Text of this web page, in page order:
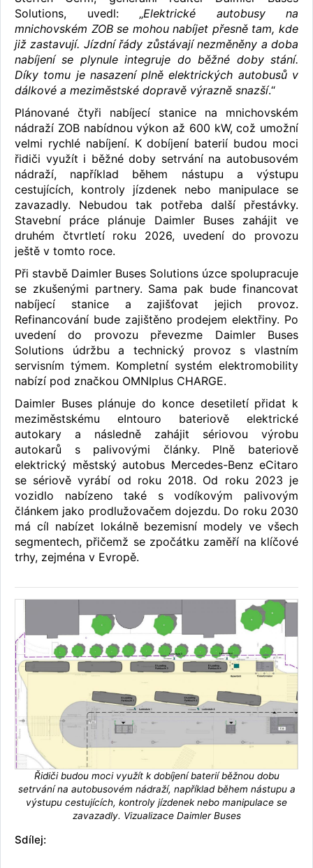
Solutions, uvedl: „Elektrické autobusy na
mnichovském ZOB se mohou nabíjet přesně tam, kde
již zastavují. Jízdní řády zůstávají nezměněny a doba
nabíjení se plynule integruje do běžné doby stání.
Díky tomu je nasazení plně elektrických autobusů v
dálkové a meziměstské dopravě výrazně snazší.“
Plánované čtyři nabíjecí stanice na mnichovském
nádraží ZOB nabídnou výkon až 600 kW, což umožní
velmi rychlé nabíjení. K dobíjení baterií budou moci
řidiči využít i běžné doby setrvání na autobusovém
nádraží, například během nástupu a výstupu
cestujících, kontroly jízdenek nebo manipulace se
zavazadly. Nebudou tak potřeba další přestávky.
Stavební práce plánuje Daimler Buses zahájit ve
druhém čtvrtletí roku 2026, uvedení do provozu
ještě v tomto roce.
Při stavbě Daimler Buses Solutions úzce spolupracuje
se zkušenými partnery. Sama pak bude financovat
nabíjecí stanice a zajišťovat jejich provoz.
Refinancování bude zajištěno prodejem elektřiny. Po
uvedení do provozu převezme Daimler Buses
Solutions údržbu a technický provoz s vlastním
servisním týmem. Kompletní systém elektromobility
nabízí pod značkou OMNIplus CHARGE.
Daimler Buses plánuje do konce desetiletí přidat k
meziměstskému eIntouro bateriově elektrické
autokary a následně zahájit sériovou výrobu
autokarů s palivovými články. Plně bateriově
elektrický městský autobus Mercedes-Benz eCitaro
se sériově vyrábí od roku 2018. Od roku 2023 je
vozidlo nabízeno také s vodíkovým palivovým
článkem jako prodlužovačem dojezdu. Do roku 2030
má cíl nabízet lokálně bezemisní modely ve všech
segmentech, přičemž se zpočátku zaměří na klíčové
trhy, zejména v Evropě.
Řidiči budou moci využít k dobíjení baterií běžnou dobu
setrvání na autobusovém nádraží, například během nástupu a
výstupu cestujících, kontroly jízdenek nebo manipulace se
zavazadly. Vizualizace Daimler Buses
Sdílej: